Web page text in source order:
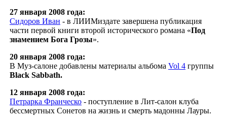
27 января 2008 года:
Сидоров Иван - в ЛИИМиздате завершена публикация
части первой книги второй исторического романа «Под
знамением Бога Грозы».
20 января 2008 года:
В Муз-салоне добавлены материалы альбома Vol 4 группы
Black Sabbath.
12 января 2008 года:
Петрарка Франческо - поступление в Лит-салон клуба
бессмертных Сонетов на жизнь и смерть мадонны Лауры.